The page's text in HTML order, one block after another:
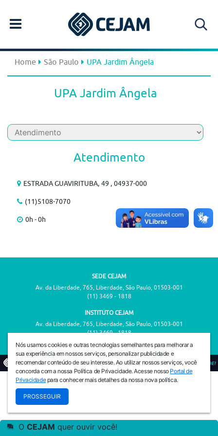
Home São Paulo UPA Jardim Ângela
UPA Jardim Ângela
Atendimento
ESTRADA GUAVIRITUBA, 49 , 04937-000
(11)5108-7070
0h - 0h
SEDE CEJAM
Av. da Liberdade, 765, Liberdade, São Paulo, 01503-001
(11) 3469 - 1818
INSTITUTO CEJAM
Av. da Liberdade, 765, Liberdade, São Paulo, 01503-001
(11) 3469 - 1818
© 2026 PREVENIR É VIVER COM QUALIDADE!
Nós usamos cookies e outras tecnologias semelhantes para melhorar a
sua experiência em nossos serviços, personalizar publicidade e
recomendar conteúdo de seu interesse. Ao utilizar nossos serviços, você
concorda com a nossa Política de Privacidade. Acesse nosso Portal de
Privacidadepara conhecer mais detalhes da nossa nova política.
PROSSEGUIR
O CEJAM quer ouvir você!